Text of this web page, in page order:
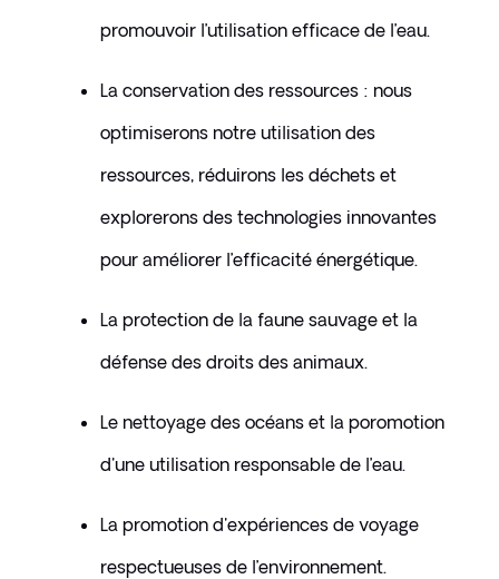
promouvoir l’utilisation efficace de l’eau.
La conservation des ressources : nous
optimiserons notre utilisation des
ressources, réduirons les déchets et
explorerons des technologies innovantes
pour améliorer l’efficacité énergétique.
La protection de la faune sauvage et la
défense des droits des animaux.
Le nettoyage des océans et la poromotion
d'une utilisation responsable de l’eau.
La promotion d'expériences de voyage
respectueuses de l’environnement.